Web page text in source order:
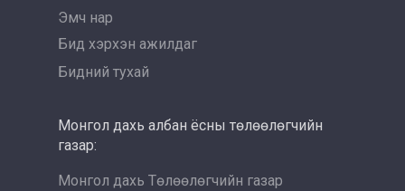
Эмч нар
Бид хэрхэн ажилдаг
Бидний тухай
Монгол дахь албан ёсны төлөөлөгчийн
газар:
Монгол дахь Төлөөлөгчийн газар